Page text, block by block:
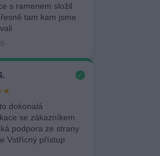
s ramenem složil
tam kam jsme
✓
dokonalá
se zákazníkem
podpora ze strany
Vstřícný přístup